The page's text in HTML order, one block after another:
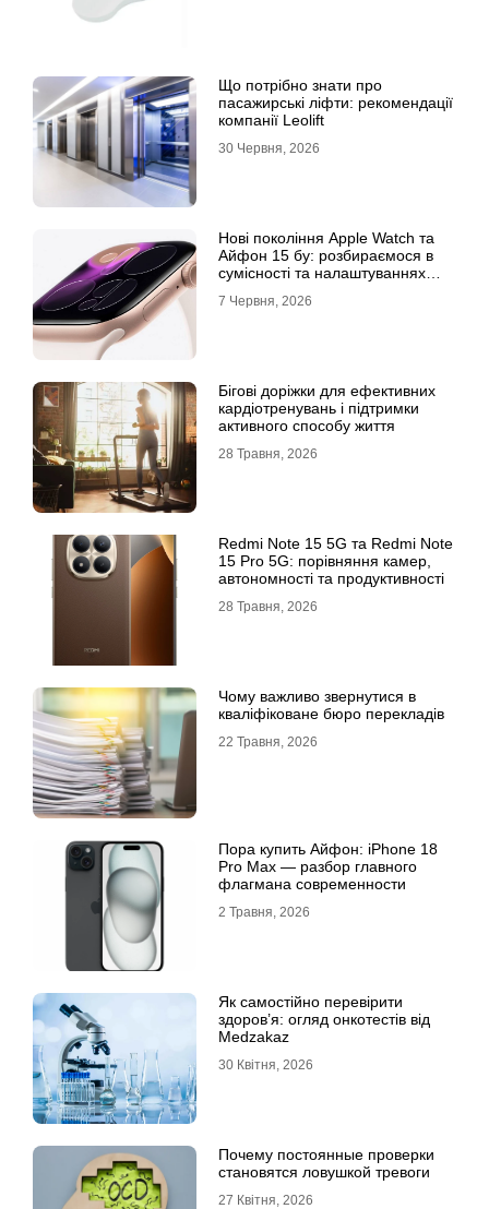
Що потрібно знати про
пасажирські ліфти: рекомендації
компанії Leolift
30 Червня, 2026
Нові покоління Apple Watch та
Айфон 15 бу: розбираємося в
сумісності та налаштуваннях
7 Червня, 2026
Бігові доріжки для ефективних
кардіотренувань і підтримки
активного способу життя
28 Травня, 2026
Redmi Note 15 5G та Redmi Note
15 Pro 5G: порівняння камер,
автономності та продуктивності
28 Травня, 2026
Чому важливо звернутися в
кваліфіковане бюро перекладів
22 Травня, 2026
Пора купить Айфон: iPhone 18
Pro Max — разбор главного
флагмана современности
2 Травня, 2026
Як самостійно перевірити
здоров’я: огляд онкотестів від
Medzakaz
30 Квітня, 2026
Почему постоянные проверки
становятся ловушкой тревоги
27 Квітня, 2026